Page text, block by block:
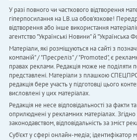
У разі повного чи часткового відтворення
гіперпосилання на LB.ua обов'язкове!
відтворення або інше використання
агентство "Українськi Новини" й "Українська
Матеріали, які розміщуються на сайті з
компаній" / "Пресреліз" / "Promoted", є
правах реклами. Редакція може не поділяти
представлені. Матеріали з плашкою
редакція бере участь у підготовці цього
висловлені у цих матеріалах.
Редакція не несе відповідальності за факти
оприлюднені у рекламних матеріалах. Згідно
законодавством, відповідальність за зміст
Cуб'єкт у сфері онлайн-медіа; ідентифікатор